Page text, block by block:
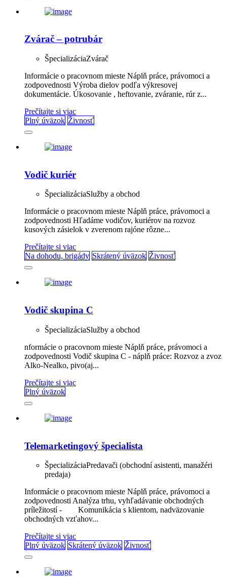
Zvárač – potrubár
ŠpecializáciaZvárač
Informácie o pracovnom mieste Náplň práce, právomoci a
zodpovednosti Výroba dielov podľa výkresovej
dokumentácie. Úkosovanie , heftovanie, zváranie, rúr z...
Prečítajte si viac
Plný úväzok Živnosť
Vodič kuriér
ŠpecializáciaSlužby a obchod
Informácie o pracovnom mieste Náplň práce, právomoci a
zodpovednosti Hľadáme vodičov, kuriérov na rozvoz
kusových zásielok v zverenom rajóne rôzne...
Prečítajte si viac
Na dohodu, brigády Skrátený úväzok Živnosť
Vodič skupina C
ŠpecializáciaSlužby a obchod
nformácie o pracovnom mieste Náplň práce, právomoci a
zodpovednosti Vodič skupina C - náplň práce: Rozvoz a zvoz
Alko-Nealko, pivo(aj...
Prečítajte si viac
Plný úväzok
Telemarketingový špecialista
ŠpecializáciaPredavači (obchodní asistenti, manažéri
predaja)
Informácie o pracovnom mieste Náplň práce, právomoci a
zodpovednosti Analýza trhu, vyhľadávanie obchodných
príležitostí - Komunikácia s klientom, nadväzovanie
obchodných vzťahov...
Prečítajte si viac
Plný úväzok Skrátený úväzok Živnosť